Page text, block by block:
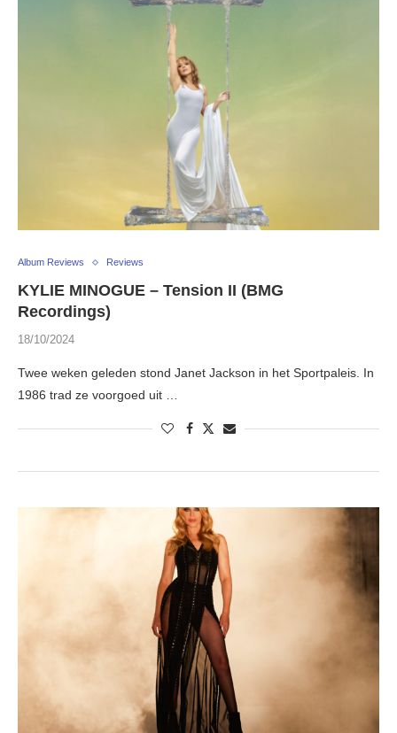
Album Reviews Reviews
KYLIE MINOGUE – Tension II (BMG
Recordings)
18/10/2024
Twee weken geleden stond Janet Jackson in het Sportpaleis. In
1986 trad ze voorgoed uit …